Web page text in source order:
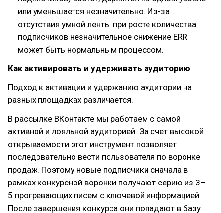
или уменьшается незначительно. Из-за
отсутствия умной ленты при росте количества
подписчиков незначительное снижение ERR
может быть нормальным процессом.
Как активировать и удерживать аудиторию
Подход к активации и удержанию аудитории на
разных площадках различается.
В рассылке ВКонтакте мы работаем с самой
активной и лояльной аудиторией. За счет высокой
открываемости этот инструмент позволяет
последовательно вести пользователя по воронке
продаж. Поэтому новые подписчики сначала в
рамках конкурсной воронки получают серию из 3–
5 прогревающих писем с ключевой информацией.
После завершения конкурса они попадают в базу